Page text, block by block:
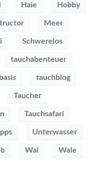
Haie Hobby
Meer
Schwerelos
tauchabenteuer
tauchblog
Taucher
Tauchsafari
Unterwasser
Wal Wale